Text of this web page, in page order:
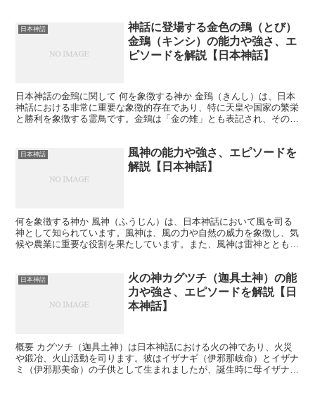
日本神話
神話に登場する金色の鵄（とび）
金鵄（キンシ）の能力や強さ、エ
ピソードを解説【日本神話】
日本神話の金鵄に関して 何を象徴する神か 金鵄（きんし）は、日本
神話における非常に重要な象徴的存在であり、特に天皇や国家の繁栄
と勝利を象徴する霊鳥です。金鵄は「金の雉」とも表記され、その姿
日本神話
風神の能力や強さ、エピソードを
解説【日本神話】
何を象徴する神か 風神（ふうじん）は、日本神話において風を司る
神として知られています。風神は、風の力や自然の威力を象徴し、気
候や農業に重要な役割を果たしています。また、風神は雷神とともに
日本神話
火の神カグツチ（迦具土神）の能
力や強さ、エピソードを解説【日
本神話】
概要 カグツチ（迦具土神）は日本神話における火の神であり、火災
や鍛冶、火山活動を司ります。彼はイザナギ（伊邪那岐命）とイザナ
ミ（伊邪那美命）の子供として生まれましたが、誕生時に母イザナミ